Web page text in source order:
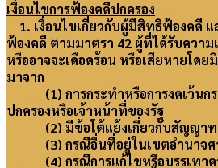
เงื่อนไขการฟ้องคดีปกครอง
1. เงื่อนไขเกี่ยวกับผู้มีสิทธิฟ้องคดี แ
ฟ้องคดี ตามมาตรา 42 ผู้ที่ได้รับความ
หรืออาจจะเดือดร้อน หรือเสียหายโดย
มาจาก
(1) การกระทำหรือการงดเว้นกร
ปกครองหรือเจ้าหน้าที่ของรัฐ
(2) มีข้อโต้แย้งเกี่ยวกับสัญญาทา
(3) กรณีอื่นที่อยู่ในเขตอำนาจศา
(4) กรณีการแก้ไขหรือบรรเทาคว